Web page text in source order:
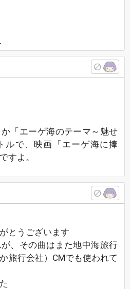
か「エーゲ海のテーマ～魅せ
ルで、映画「エーゲ海に捧
すよ。
とうございます
、その曲はまた地中海旅行
旅行会社）CMでも使われて